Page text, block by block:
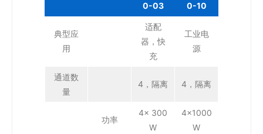
0-03
0-10
典型应
用
适配
器，快
充
工业电
源
通道数
量
4，隔离 4，隔离
功率
4x 300
W
4×1000
W